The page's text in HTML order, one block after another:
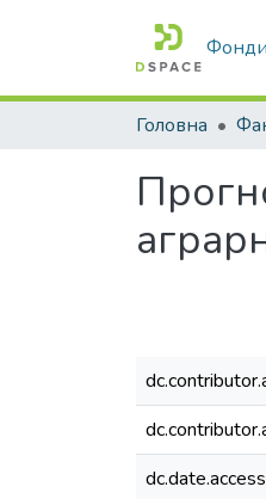
Фонди
Головна